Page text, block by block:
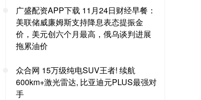
广盛配资APP下载 11月24日财经早餐：
美联储威廉姆斯支持降息表态提振金
价，美元创六个月最高，俄乌谈判进展
拖累油价
众合网 15万级纯电SUV王者! 续航
600km+激光雷达, 比亚迪元PLUS最强对
手